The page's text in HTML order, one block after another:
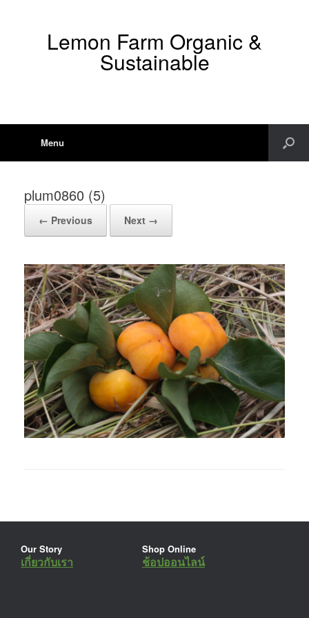
Lemon Farm Organic &
Sustainable
Menu
plum0860 (5)
← Previous Next →
Our Story
เกี่ยวกับเรา
Shop Online
ช้อปออนไลน์